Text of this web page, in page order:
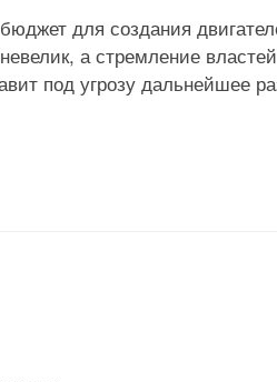
для создания
а стремление
под угрозу дальнейшее